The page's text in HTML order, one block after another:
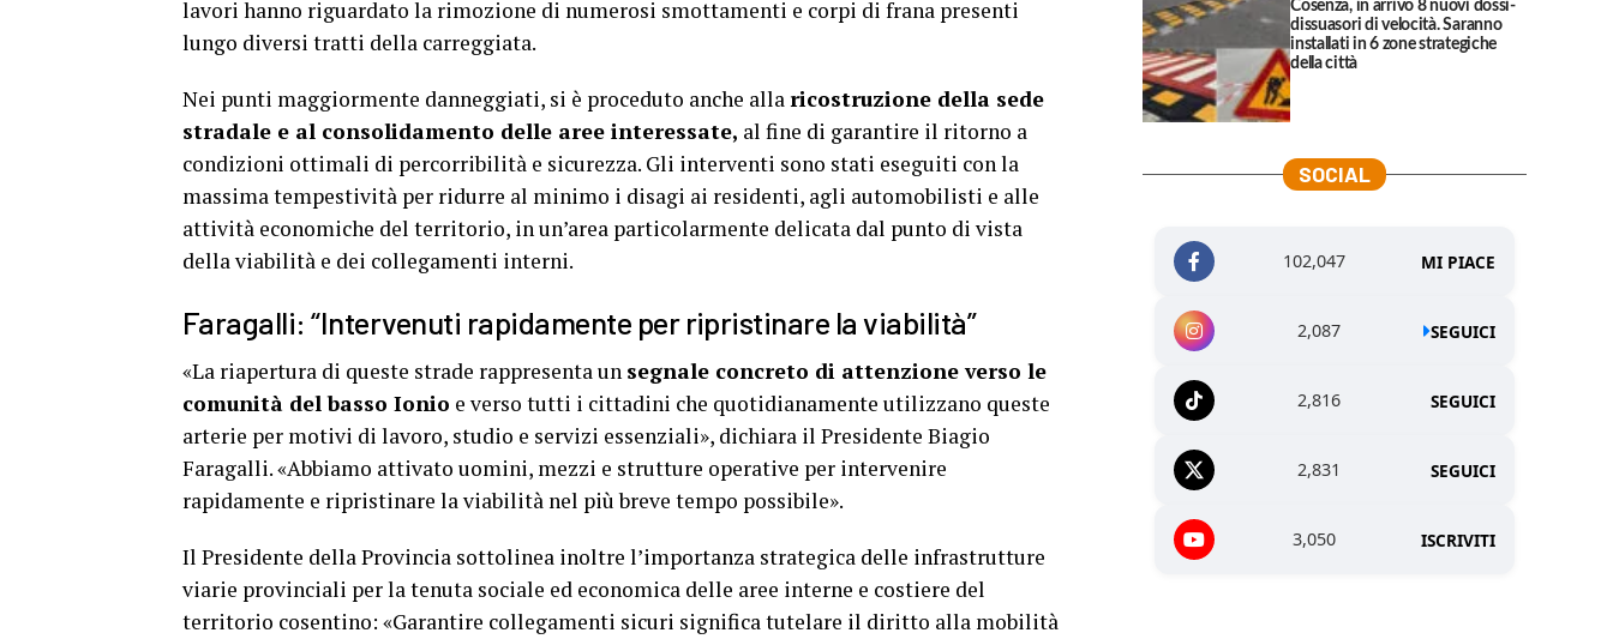
lavori hanno riguardato la rimozione di numerosi smottamenti e corpi di frana presenti
lungo diversi tratti della carreggiata.
Nei punti maggiormente danneggiati, si è proceduto anche allaricostruzione della sede
stradale e al consolidamento delle aree interessate, al fine di garantire il ritorno a
condizioni ottimali di percorribilità e sicurezza. Gli interventi sono stati eseguiti con la
massima tempestività per ridurre al minimo i disagi ai residenti, agli automobilisti e alle
attività economiche del territorio, in un’area particolarmente delicata dal punto di vista
della viabilità e dei collegamenti interni.
Faragalli: “Intervenuti rapidamente per ripristinare la viabilità”
«La riapertura di queste strade rappresenta un segnale concreto di attenzione verso le
comunità del basso Ionio e verso tutti i cittadini che quotidianamente utilizzano queste
arterie per motivi di lavoro, studio e servizi essenziali», dichiara il Presidente Biagio
Faragalli. «Abbiamo attivato uomini, mezzi e strutture operative per intervenire
rapidamente e ripristinare la viabilità nel più breve tempo possibile».
Il Presidente della Provincia sottolinea inoltre l’importanza strategica delle infrastrutture
viarie provinciali per la tenuta sociale ed economica delle aree interne e costiere del
territorio cosentino: «Garantire collegamenti sicuri significa tutelare il diritto alla mobilità
Cosenza, in arrivo 8 nuovi dossi-
dissuasori di velocità. Saranno
installati in 6 zone strategiche
della città
SOCIAL
102,047 MI PIACE
2,087 SEGUICI
2,816 SEGUICI
2,831 SEGUICI
3,050 ISCRIVITI